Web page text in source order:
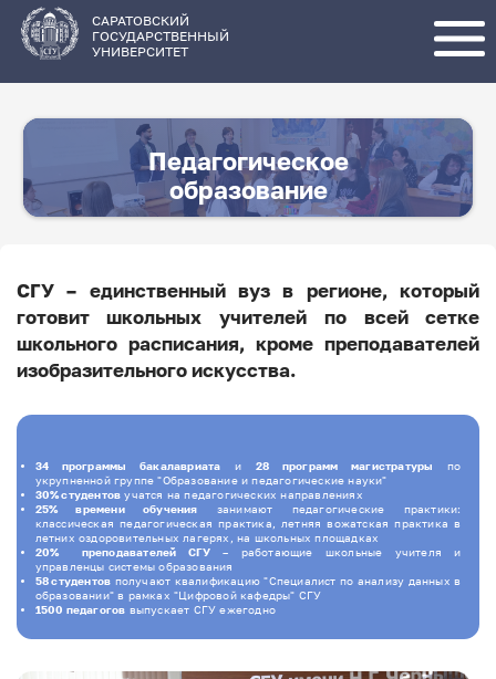
основному
содержанию
САРАТОВСКИЙ
ГОСУДАРСТВЕННЫЙ
УНИВЕРСИТЕТ
Педагогическое
образование
СГУ – единственный вуз в регионе, который
готовит школьных учителей по всей сетке
школьного расписания, кроме преподавателей
изобразительного искусства.
34 программы бакалавриата и 28 программ магистратуры
по
укрупненной группе "Образование и педагогические науки"
30% студентов учатся на педагогических направлениях
25% времени обучения занимают педагогические практики:
классическая педагогическая практика, летняя вожатская практика в
летних оздоровительных лагерях, на школьных площадках
20% преподавателей СГУ – работающие школьные учителя и
управленцы системы образования
58 студентов получают квалификацию "Специалист по анализу данных в
образовании" в рамках "Цифровой кафедры" СГУ
1500 педагогов выпускает СГУ ежегодно